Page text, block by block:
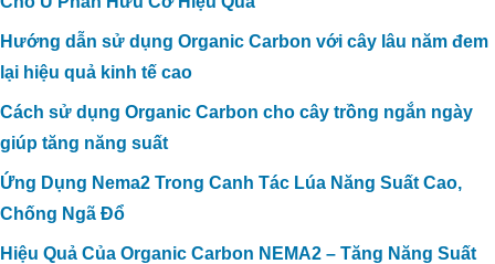
Hướng dẫn sử dụng Organic Carbon với cây lâu năm đem
lại hiệu quả kinh tế cao
Cách sử dụng Organic Carbon cho cây trồng ngắn ngày
giúp tăng năng suất
Ứng Dụng Nema2 Trong Canh Tác Lúa Năng Suất Cao,
Chống Ngã Đổ
Hiệu Quả Của Organic Carbon NEMA2 – Tăng Năng Suất